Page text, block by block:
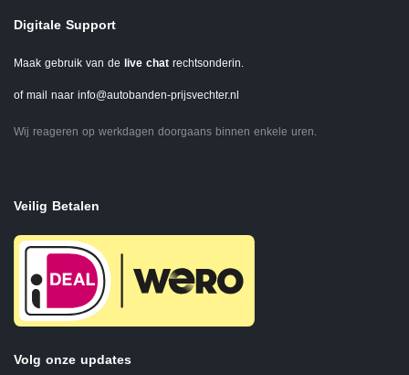
Digitale Support
Maak gebruik van de live chat rechtsonderin.
of mail naar info@autobanden-prijsvechter.nl
Wij reageren op werkdagen doorgaans binnen enkele uren.
Veilig Betalen
Volg onze updates